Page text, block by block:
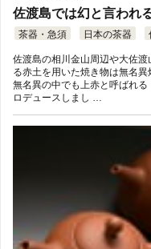
佐渡島では幻と言われ
茶器・急須 日本の茶器
佐渡島の相川金山周辺や大佐
る赤土を用いた焼き物は無名異
無名異の中でも上赤と呼ばれ
ロデュースしまし …